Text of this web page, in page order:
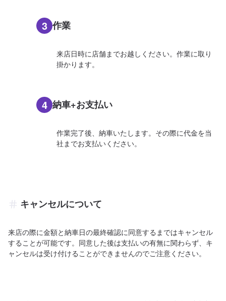
3 作業
来店日時に店舗までお越しください。作業に取り
掛かります。
4 納車+お支払い
作業完了後、納車いたします。その際に代金を当
社までお支払いください。
キャンセルについて
来店の際に金額と納車日の最終確認に同意するまではキャンセル
することが可能です。同意した後は支払いの有無に関わらず、キ
ャンセルは受け付けることができませんのでご注意ください。